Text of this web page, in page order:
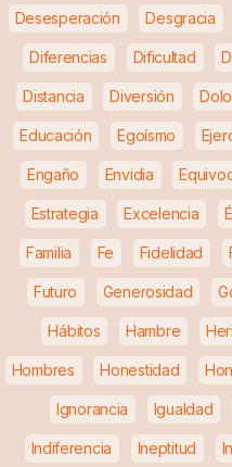
Desesperación Desgracia
Diferencias Dificultad
Distancia Diversión
Educación Egoísmo
Engaño Envidia
Estrategia Excelencia
Familia Fe Fidelidad
Futuro Generosidad
Hábitos Hambre
Hombres Honestidad
Ignorancia Igualdad
Indiferencia Ineptitud